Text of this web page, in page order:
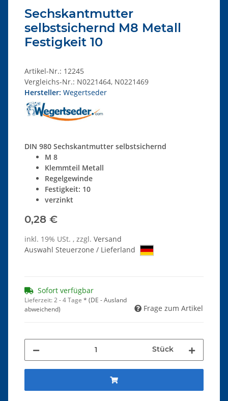
Sechskantmutter
selbstsichernd M8 Metall
Festigkeit 10
Artikel-Nr.: 12245
Vergleichs-Nr.: N0221464, N0221469
Hersteller: Wegertseder
DIN 980 Sechskantmutter selbstsichernd
M 8
Klemmteil Metall
Regelgewinde
Festigkeit: 10
verzinkt
0,28 €
inkl. 19% USt. , zzgl. Versand
Auswahl Steuerzone / Lieferland
Sofort verfügbar
Lieferzeit:2 - 4 Tage * (DE - Ausland
abweichend)
Frage zum Artikel
Stück